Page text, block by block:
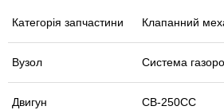
Категорія запчастини Клапанний
Вузол Система
Двигун CB-250СС